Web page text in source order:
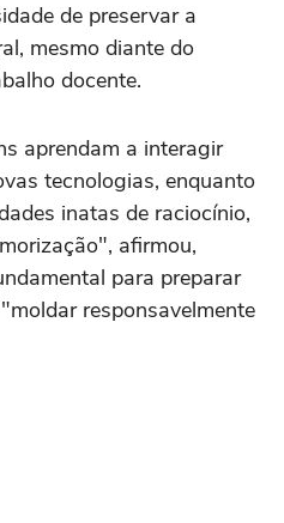
de preservar a
mesmo diante do
docente.
aprendam a interagir
tecnologias, enquanto
inatas de raciocínio,
afirmou,
para preparar
responsavelmente